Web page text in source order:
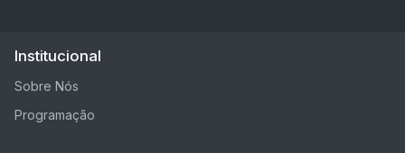
Institucional
Sobre Nós
Programação